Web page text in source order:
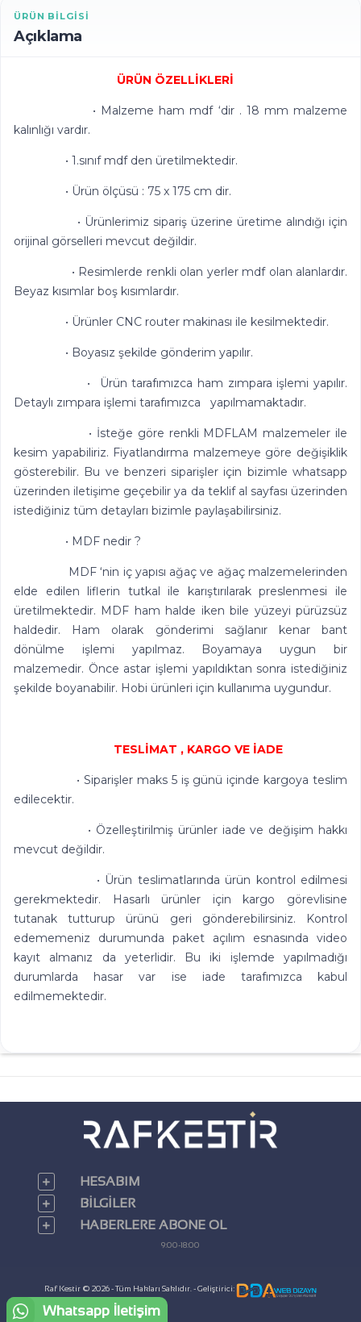
ÜRÜN BILGISI
Açıklama
ÜRÜN ÖZELLİKLERİ
• Malzeme ham mdf ‘dir . 18 mm malzeme
kalınlığı vardır.
• 1.sınıf mdf den üretilmektedir.
• Ürün ölçüsü : 75 x 175 cm dir.
• Ürünlerimiz sipariş üzerine üretime alındığı için
orijinal görselleri mevcut değildir.
• Resimlerde renkli olan yerler mdf olan alanlardır.
Beyaz kısımlar boş kısımlardır.
• Ürünler CNC router makinası ile kesilmektedir.
• Boyasız şekilde gönderim yapılır.
• Ürün tarafımızca ham zımpara işlemi yapılır.
Detaylı zımpara işlemi tarafımızca yapılmamaktadır.
• İsteğe göre renkli MDFLAM malzemeler ile
kesim yapabiliriz. Fiyatlandırma malzemeye göre değişiklik
gösterebilir. Bu ve benzeri siparişler için bizimle whatsapp
üzerinden iletişime geçebilir ya da teklif al sayfası üzerinden
istediğiniz tüm detayları bizimle paylaşabilirsiniz.
• MDF nedir ?
MDF ‘nin iç yapısı ağaç ve ağaç malzemelerinden
elde edilen liflerin tutkal ile karıştırılarak preslenmesi ile
üretilmektedir. MDF ham halde iken bile yüzeyi pürüzsüz
haldedir. Ham olarak gönderimi sağlanır kenar bant
dönülme işlemi yapılmaz. Boyamaya uygun bir
malzemedir. Önce astar işlemi yapıldıktan sonra istediğiniz
şekilde boyanabilir. Hobi ürünleri için kullanıma uygundur.
TESLİMAT , KARGO VE İADE
• Siparişler maks 5 iş günü içinde kargoya teslim
edilecektir.
• Özelleştirilmiş ürünler iade ve değişim hakkı
mevcut değildir.
• Ürün teslimatlarında ürün kontrol edilmesi
gerekmektedir. Hasarlı ürünler için kargo görevlisine
tutanak tutturup ürünü geri gönderebilirsiniz. Kontrol
edememeniz durumunda paket açılım esnasında video
kayıt almanız da yeterlidir. Bu iki işlemde yapılmadığı
durumlarda hasar var ise iade tarafımızca kabul
edilmemektedir.
HESABIM
BILGILER
HABERLERE ABONE OL
9:00-18:00
Raf Kestir © 2026 - Tüm Hakları Saklıdır. - Geliştirici:
Whatsapp İletişim